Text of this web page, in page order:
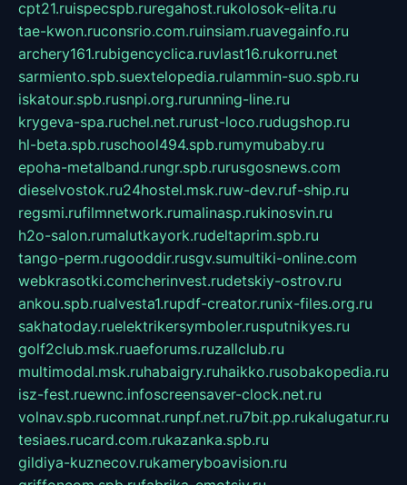
cpt21.ruispecspb.ruregahost.rukolosok-elita.ru
tae-kwon.ruconsrio.com.ruinsiam.ruavegainfo.ru
archery161.rubigencyclica.ruvlast16.rukorru.net
sarmiento.spb.suextelopedia.rulammin-suo.spb.ru
iskatour.spb.rusnpi.org.rurunning-line.ru
krygeva-spa.ruchel.net.rurust-loco.rudugshop.ru
hl-beta.spb.ruschool494.spb.rumymubaby.ru
epoha-metalband.rungr.spb.rurusgosnews.com
dieselvostok.ru24hostel.msk.ruw-dev.ruf-ship.ru
regsmi.rufilmnetwork.rumalinasp.rukinosvin.ru
h2o-salon.rumalutkayork.rudeltaprim.spb.ru
tango-perm.rugooddir.rusgv.sumultiki-online.com
webkrasotki.comcherinvest.rudetskiy-ostrov.ru
ankou.spb.rualvesta1.rupdf-creator.runix-files.org.ru
sakhatoday.ruelektrikersymboler.rusputnikyes.ru
golf2club.msk.ruaeforums.ruzallclub.ru
multimodal.msk.ruhabaigry.ruhaikko.rusobakopedia.ru
isz-fest.ruewnc.infoscreensaver-clock.net.ru
volnav.spb.rucomnat.runpf.net.ru7bit.pp.rukalugatur.ru
tesiaes.rucard.com.rukazanka.spb.ru
gildiya-kuznecov.rukameryboavision.ru